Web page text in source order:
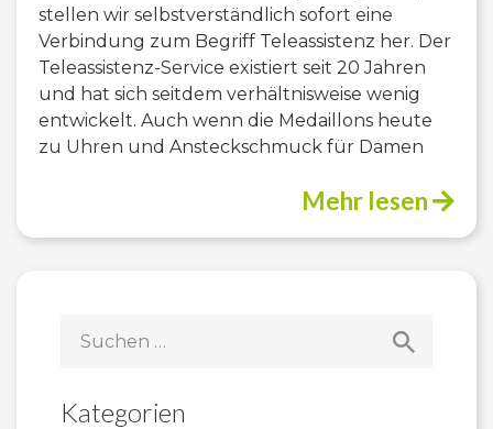
stellen wir selbstverständlich sofort eine
Verbindung zum Begriff Teleassistenz her. Der
Teleassistenz-Service existiert seit 20 Jahren
und hat sich seitdem verhältnisweise wenig
entwickelt. Auch wenn die Medaillons heute
zu Uhren und Ansteckschmuck für Damen
Mehr lesen
nach:
Kategorien